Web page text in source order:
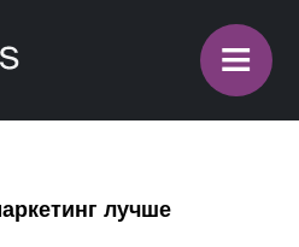
≡
лучше